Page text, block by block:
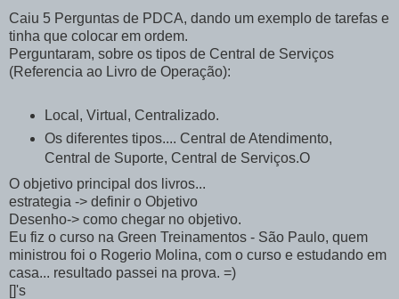
Caiu 5 Perguntas de PDCA, dando um exemplo de tarefas e
tinha que colocar em ordem.
Perguntaram, sobre os tipos de Central de Serviços
(Referencia ao Livro de Operação):
Local, Virtual, Centralizado.
Os diferentes tipos.... Central de Atendimento,
Central de Suporte, Central de Serviços.O
O objetivo principal dos livros...
estrategia -> definir o Objetivo
Desenho-> como chegar no objetivo.
Eu fiz o curso na Green Treinamentos - São Paulo, quem
ministrou foi o Rogerio Molina, com o curso e estudando em
casa... resultado passei na prova. =)
[]'s